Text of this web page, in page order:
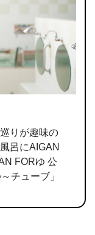
りが趣味の
呂にAIGAN
FORゆ 公
チューブ」